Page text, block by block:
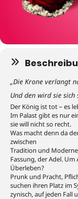
„Die Krone verlangt
Und den wird sie sich
Der König ist tot – es
Im Palast gibt es nur
sie will nicht so recht.
Was macht denn da
zwischen
Tradition und
Fassung, der Adel.
Überleben?
Prunk und Pracht,
suchen ihren Platz im
zynisch, auf jeden Fall